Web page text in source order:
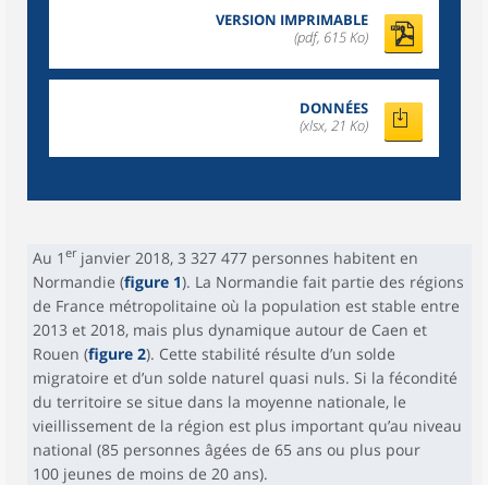
VERSION IMPRIMABLE
(pdf, 615 Ko)
DONNÉES
(xlsx, 21 Ko)
Au 1 erjanvier 2018, 3 327 477 personnes habitent en
Normandie (figure 1). La Normandie fait partie des régions
de France métropolitaine où la population est stable entre
2013 et 2018, mais plus dynamique autour de Caen et
Rouen (figure 2). Cette stabilité résulte d’un solde
migratoire et d’un solde naturel quasi nuls. Si la fécondité
du territoire se situe dans la moyenne nationale, le
vieillissement de la région est plus important qu’au niveau
national (85 personnes âgées de 65 ans ou plus pour
100 jeunes de moins de 20 ans).